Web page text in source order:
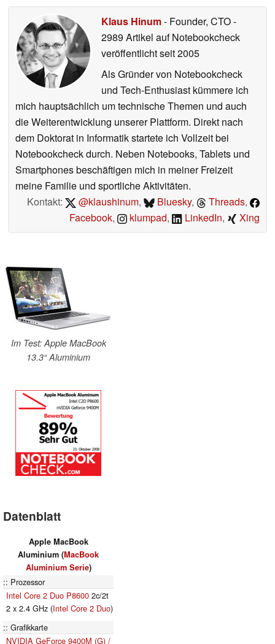
Klaus Hinum- Founder, CTO-
2989 Artikel auf Notebookcheck
veröffentlichtseit 2005
Als Gründer von Notebookcheck
und Tech-Enthusiast kümmere ich
mich hauptsächlich um technische Themen und auch
die Weiterentwicklung unserer Plattform. Direkt nach
dem Doktorat in Informatik startete ich Vollzeit bei
Notebookcheck durch. Neben Notebooks, Tablets und
Smartphones beschäftigen mich in meiner Freizeit
meine Familie und sportliche Aktivitäten.
Kontakt:
@klaushinum, Bluesky, Threads,
Facebook, klumpad, LinkedIn, Xing
Im Test: Apple MacBook
13.3“ Aluminium
Datenblatt
Apple MacBook
Aluminium (MacBook
Aluminium Serie)
Prozessor
Intel Core 2 Duo P8600 2c/2t
2 x 2.4 GHz (Intel Core 2 Duo)
Grafikkarte
NVIDIA GeForce 9400M (G) /